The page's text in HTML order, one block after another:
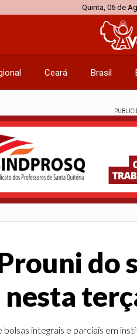
Quinta, 06 de
Ceará Brasil
do
nesta
integrais e parciais em